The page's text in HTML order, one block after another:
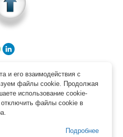
и его взаимодействия с
файлы cookie. Продолжая
использование cookie-
файлы cookie в
Подробнее
техники
LLC
23-1-10